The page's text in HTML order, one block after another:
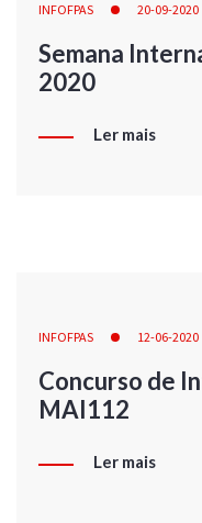
INFOFPAS 20-09-2020
Semana
2020
Ler mais
INFOFPAS 12-06-2020
Concurso de
MAI112
Ler mais